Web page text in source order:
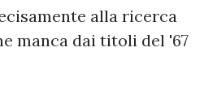
alla ricerca
manca dai titoli del '67